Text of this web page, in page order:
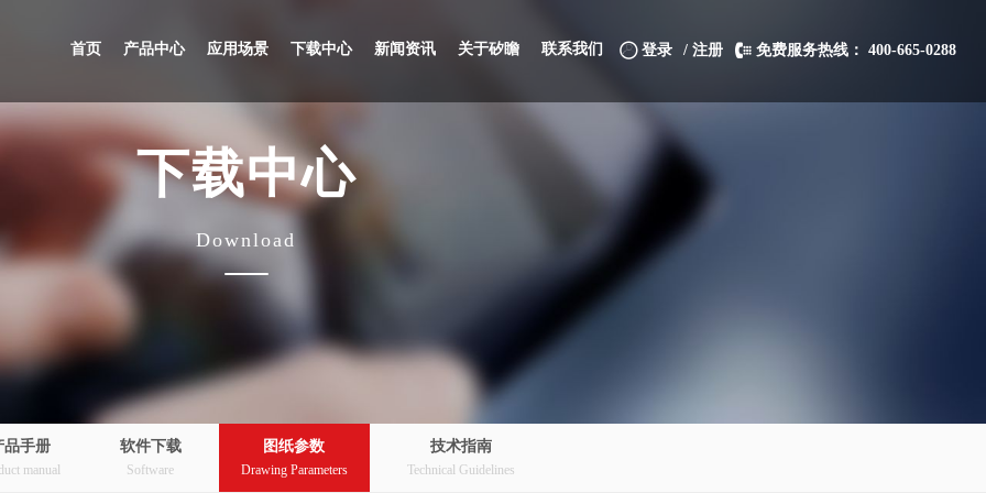
首页 产品中心 应用场景 下载中心 新闻资讯 关于矽瞻 联系我们 登录 / 注册 免费服务热线： 400-665-0288
下载中心
Download
品手册
manual
软件下载
Software
图纸参数
Drawing Parameters
技术指南
Technical Guidelines